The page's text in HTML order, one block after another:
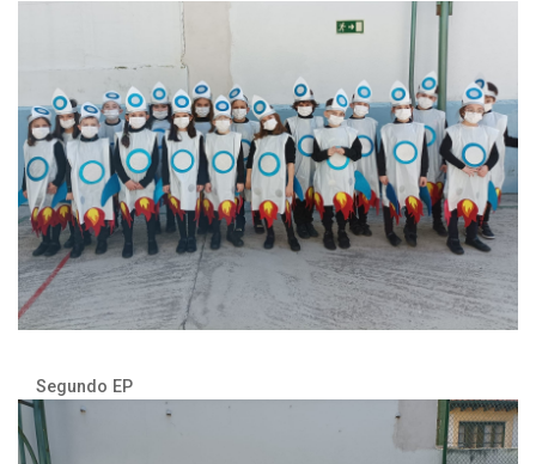
Segundo EP